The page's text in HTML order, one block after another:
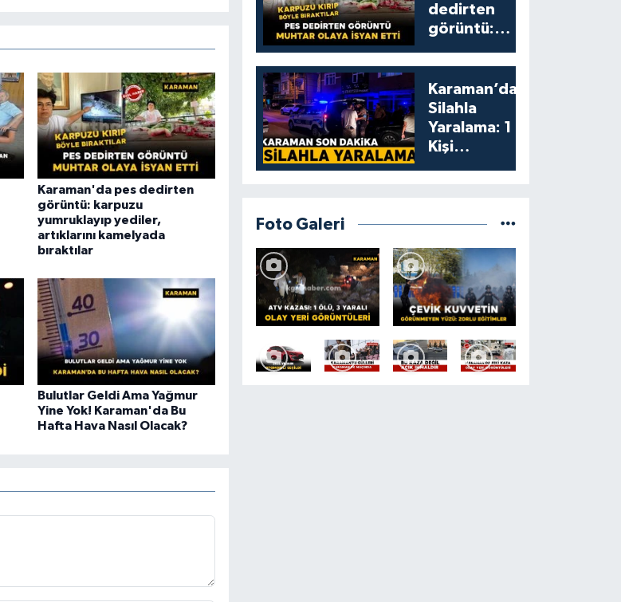
Karaman'da pes dedirten
görüntü: karpuzu
yumruklayıp yediler,
artıklarını kamelyada
bıraktılar
Bulutlar Geldi Ama Yağmur
Yine Yok! Karaman'da Bu
Hafta Hava Nasıl Olacak?
dedirten
görüntü:
yumruklayıp
yediler,
artıklarını
kamelyada
bıraktılar
Karaman’da
Silahla
Yaralama: 1
Kişi
Foto Galeri